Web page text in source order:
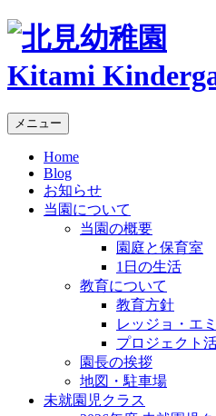
Kitami
メニュー
Home
Blog
お知らせ
当園について
当園の概要
園庭と保育室
1日の生活
教育について
教育方針
レッジョ・エ
プロジェクト
園長の挨拶
地図・駐車場
未就園児クラス